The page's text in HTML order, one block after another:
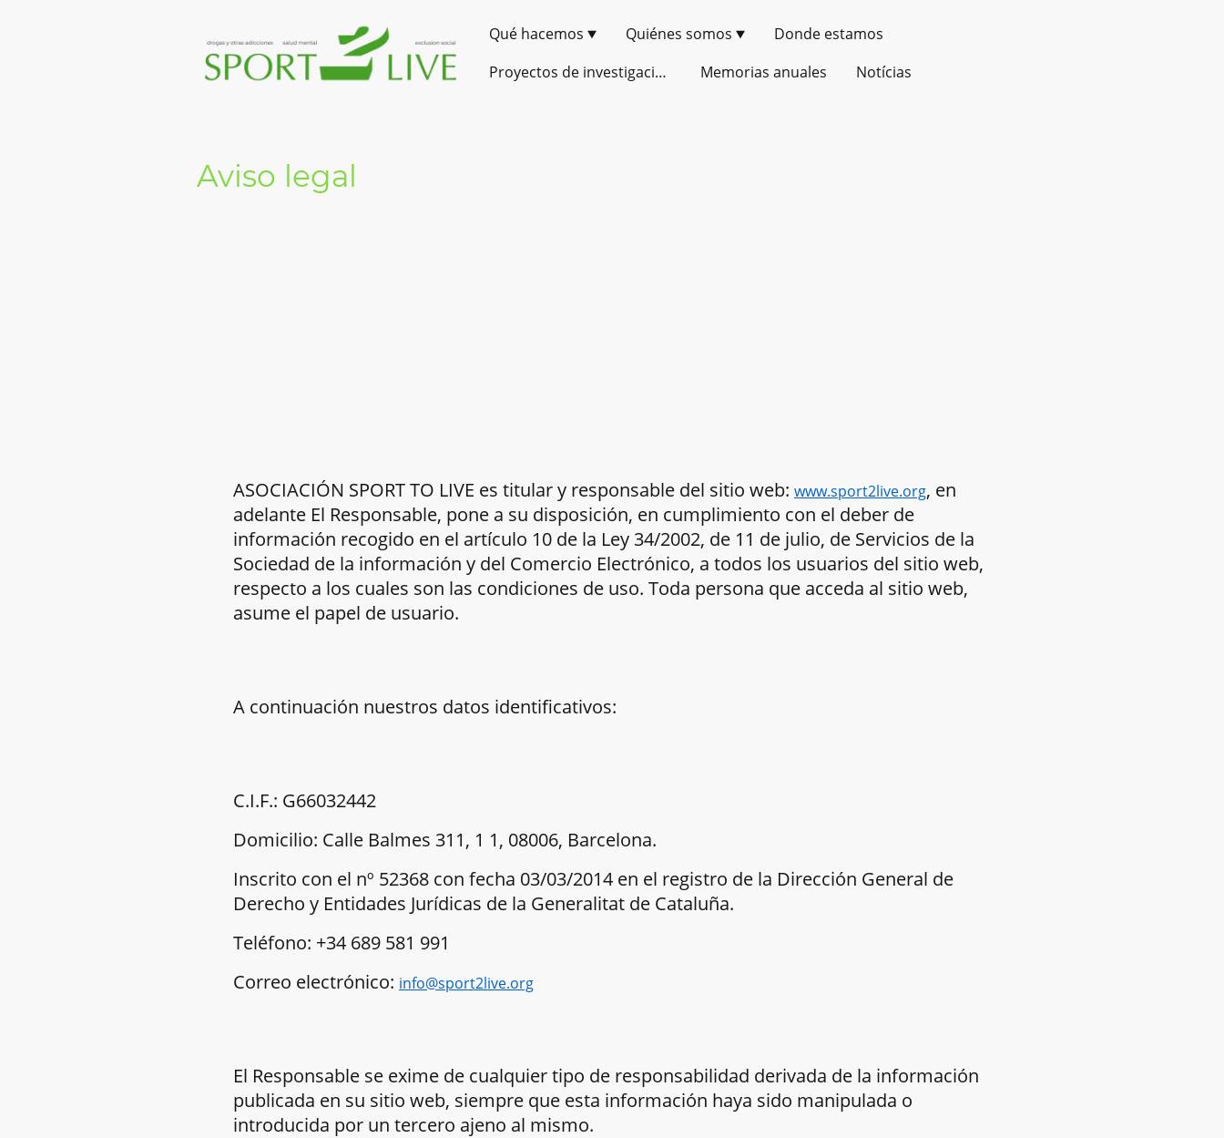
Qué hacemos Quiénes somos
Donde estamos
Proyectos de investigación
Memorias anuales Notícias
Aviso legal
ASOCIACIÓN SPORT TO LIVE es titular y responsable del sitio web: www.sport2live.org, en
adelante El Responsable, pone a su disposición, en cumplimiento con el deber de
información recogido en el artículo 10 de la Ley 34/2002, de 11 de julio, de Servicios de la
Sociedad de la información y del Comercio Electrónico, a todos los usuarios del sitio web,
respecto a los cuales son las condiciones de uso. Toda persona que acceda al sitio web,
asume el papel de usuario.
A continuación nuestros datos identificativos:
C.I.F.: G66032442
Domicilio: Calle Balmes 311, 1 1, 08006, Barcelona.
Inscrito con el nº 52368 con fecha 03/03/2014 en el registro de la Dirección General de
Derecho y Entidades Jurídicas de la Generalitat de Cataluña.
Teléfono: +34 689 581 991
Correo electrónico: info@sport2live.org
El Responsable se exime de cualquier tipo de responsabilidad derivada de la información
publicada en su sitio web, siempre que esta información haya sido manipulada o
introducida por un tercero ajeno al mismo.